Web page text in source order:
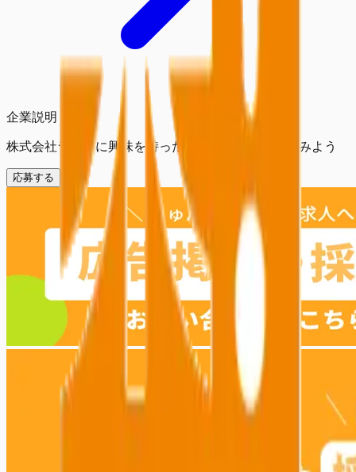
企業説明
株式会社ラクスに興味を持ったら、まずは応募してみよう
応募する